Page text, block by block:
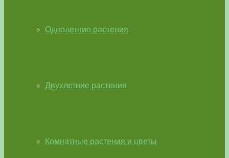
Однолетние растения
Двухлетние растения
Комнатные растения и цветы